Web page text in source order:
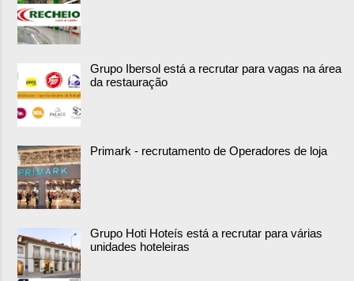
Grupo Ibersol está a recrutar para vagas na área
da restauração
Primark - recrutamento de Operadores de loja
Grupo Hoti Hoteís está a recrutar para várias
unidades hoteleiras